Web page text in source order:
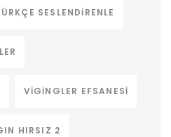
SESLENDIRENLE
VIGINGLER EFSANESI
HIRSIZ 2